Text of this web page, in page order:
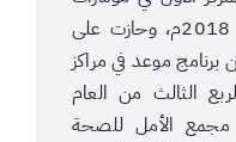
الأداء للنصف الأول من العام 2018م، وحازت على
برنامج موعد في مراكز
الثالث من العام
مجمع الأمل للصحة